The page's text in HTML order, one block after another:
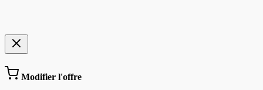
Modifier l'offre